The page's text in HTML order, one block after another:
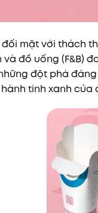
mặt với thách
đồ uống (F&B)
đột phá
tinh xanh của